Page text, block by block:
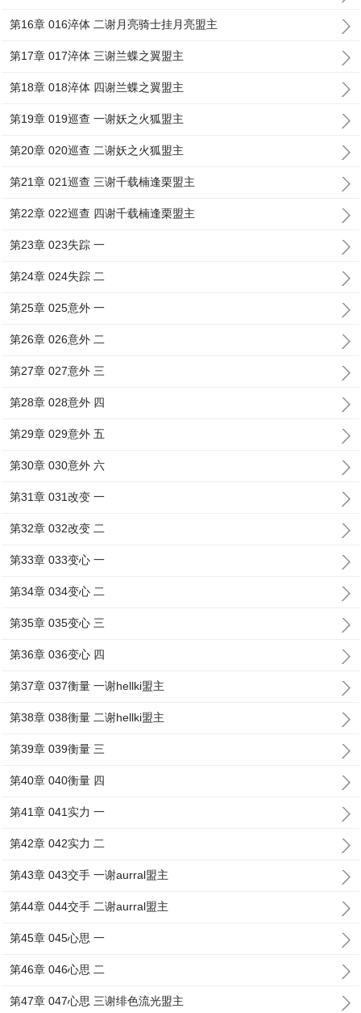
第16章 016淬体 二谢月亮骑士挂月亮盟主
第17章 017淬体 三谢兰蝶之翼盟主
第18章 018淬体 四谢兰蝶之翼盟主
第19章 019巡查 一谢妖之火狐盟主
第20章 020巡查 二谢妖之火狐盟主
第21章 021巡查 三谢千载楠逢栗盟主
第22章 022巡查 四谢千载楠逢栗盟主
第23章 023失踪 一
第24章 024失踪 二
第25章 025意外 一
第26章 026意外 二
第27章 027意外 三
第28章 028意外 四
第29章 029意外 五
第30章 030意外 六
第31章 031改变 一
第32章 032改变 二
第33章 033变心 一
第34章 034变心 二
第35章 035变心 三
第36章 036变心 四
第37章 037衡量 一谢hellki盟主
第38章 038衡量 二谢hellki盟主
第39章 039衡量 三
第40章 040衡量 四
第41章 041实力 一
第42章 042实力 二
第43章 043交手 一谢aurral盟主
第44章 044交手 二谢aurral盟主
第45章 045心思 一
第46章 046心思 二
第47章 047心思 三谢绯色流光盟主